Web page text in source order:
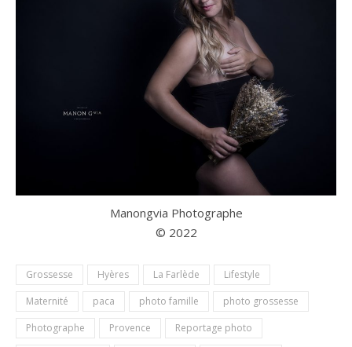
Manongvia Photographe
© 2022
Grossesse Hyères La Farlède
Lifestyle
Maternité
paca photo famille
photo grossesse
Photographe
Provence
Reportage photo